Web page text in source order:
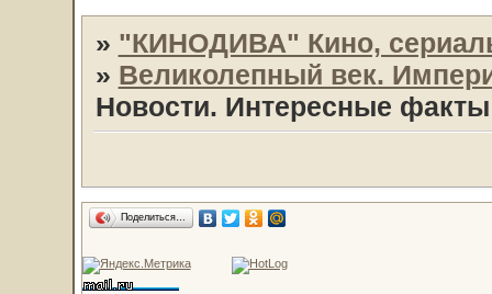
» "КИНОДИВА" Кино,
» Великолепный век.
Новости. Интересные факты
Поделиться…